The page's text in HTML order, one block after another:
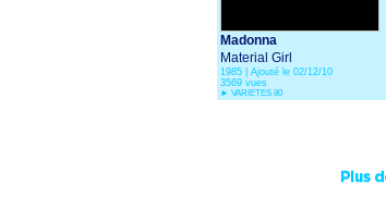
Madonna
Material Girl
1985 | Ajouté le 02/12/10
3569 vues
► VARIETES 80